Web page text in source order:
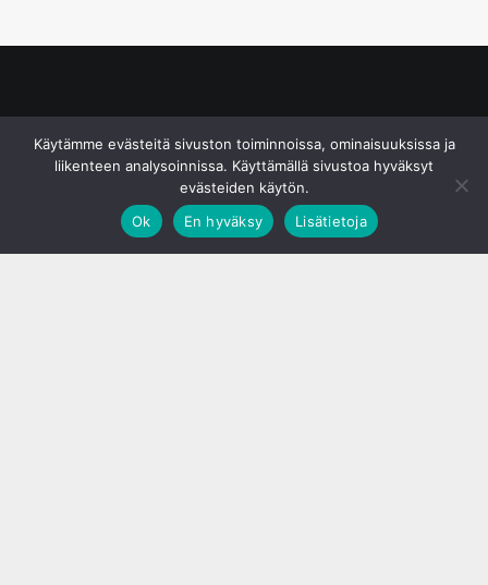
Käytämme evästeitä sivuston toiminnoissa, ominaisuuksissa ja
liikenteen analysoinnissa. Käyttämällä sivustoa hyväksyt
evästeiden käytön.
Ok
En hyväksy Lisätietoja